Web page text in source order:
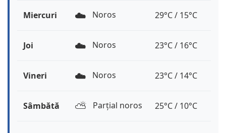
Miercuri ☁️ Noros 29°C / 15°C
Joi ☁️ Noros 23°C / 16°C
Vineri ☁️ Noros 23°C / 14°C
Sâmbătă ⛅️ Parțial noros 25°C / 10°C